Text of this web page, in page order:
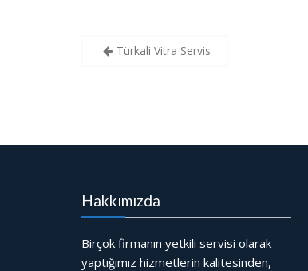
YazıTürkali Vitra Servis
Hakkımızda
Birçok firmanın yetkili servisi olarak
yaptığımız hizmetlerin kalitesinden,